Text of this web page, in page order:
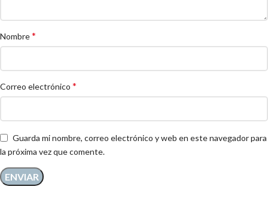
Nombre*
Correo electrónico *
Guarda mi nombre, correo electrónico y web en este navegador para
la próxima vez que comente.